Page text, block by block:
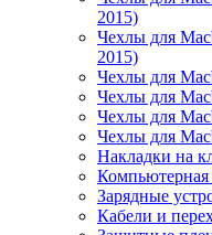
2015)
Чехлы для
2015)
Чехлы для
Чехлы для
Чехлы для
Чехлы для
Накладки на
Зарядные
Кабели и